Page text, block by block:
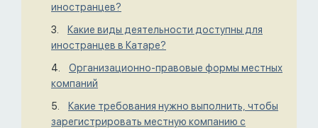
иностранцев?
Какие виды деятельности доступны для
иностранцев в Катаре?
Организационно-правовые формы местных
компаний
Какие требования нужно выполнить, чтобы
зарегистрировать местную компанию с